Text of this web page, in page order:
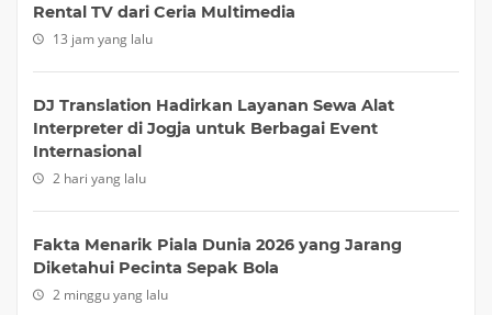
Rental TV dari Ceria Multimedia
13 jam yang lalu
DJ Translation Hadirkan Layanan Sewa Alat
Interpreter di Jogja untuk Berbagai Event
Internasional
2 hari yang lalu
Fakta Menarik Piala Dunia 2026 yang Jarang
Diketahui Pecinta Sepak Bola
2 minggu yang lalu